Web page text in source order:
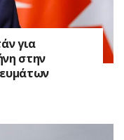
για
στην